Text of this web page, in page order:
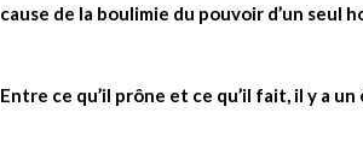
cause de la boulimie du pouvoir d’un seul
Entre ce qu’il prône et ce qu’il fait, il y a